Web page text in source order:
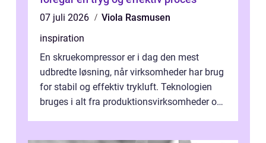
07 juli 2026
Viola Rasmusen
inspiration
En skruekompressor er i dag den mest
udbredte løsning, når virksomheder har brug
for stabil og effektiv trykluft. Teknologien
bruges i alt fra produktionsvirksomheder og